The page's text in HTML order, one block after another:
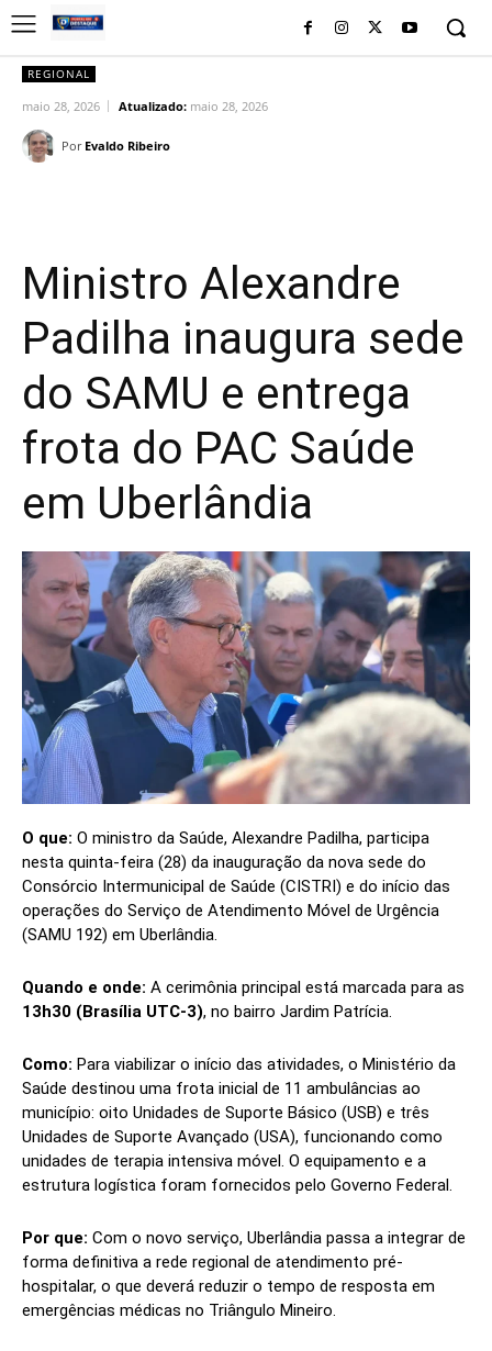
REGIONAL
maio 28, 2026 Atualizado: maio 28, 2026
Por Evaldo Ribeiro
Ministro Alexandre
Padilha inaugura sede
do SAMU e entrega
frota do PAC Saúde
em Uberlândia
O que: O ministro da Saúde, Alexandre Padilha, participa
nesta quinta-feira (28) da inauguração da nova sede do
Consórcio Intermunicipal de Saúde (CISTRI) e do início das
operações do Serviço de Atendimento Móvel de Urgência
(SAMU 192) em Uberlândia.
Quando e onde: A cerimônia principal está marcada para as
13h30 (Brasília UTC-3), no bairro Jardim Patrícia.
Como: Para viabilizar o início das atividades, o Ministério da
Saúde destinou uma frota inicial de 11 ambulâncias ao
município: oito Unidades de Suporte Básico (USB) e três
Unidades de Suporte Avançado (USA), funcionando como
unidades de terapia intensiva móvel. O equipamento e a
estrutura logística foram fornecidos pelo Governo Federal.
Por que: Com o novo serviço, Uberlândia passa a integrar de
forma definitiva a rede regional de atendimento pré-
hospitalar, o que deverá reduzir o tempo de resposta em
emergências médicas no Triângulo Mineiro.